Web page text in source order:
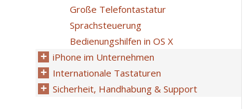
Große Telefontastatur
Sprachsteuerung
Bedienungshilfen in OS X
iPhone im Unternehmen
Internationale Tastaturen
Sicherheit, Handhabung & Support